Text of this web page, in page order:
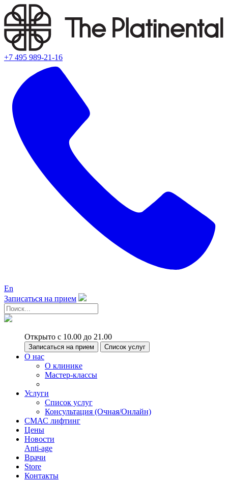
+7 495 989-21-16
En
Записаться на прием
Открыто с 10.00 до 21.00
Записаться на прием Список услуг
О нас
О клинике
Мастер-классы
Услуги
Список услуг
Консультация (Очная/Онлайн)
СМАС лифтинг
Цены
Новости
Anti-age
Врачи
Store
Контакты